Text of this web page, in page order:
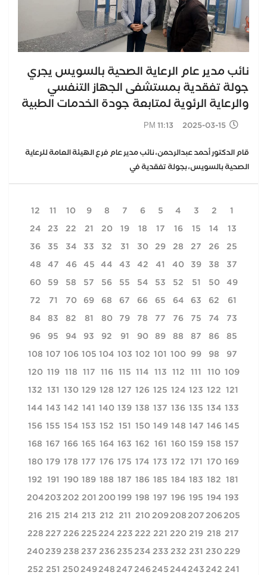
نائب مدير عام الرعاية الصحية بالسويس يجري
جولة تفقدية بمستشفى الجهاز التنفسي
والرعاية الرئوية لمتابعة جودة الخدمات الطبية
2025-03-15 11:13 PM
قام الدكتور أحمد عبدالرحمن، نائب مدير عام فرع الهيئة العامة للرعاية
الصحية بالسويس، بجولة تفقدية في
1
2
3
4
5
6
7
8
9
10
11
12
13
14
15
16
17
18
19
20
21
22
23
24
25
26
27
28
29
30
31
32
33
34
35
36
37
38
39
40
41
42
43
44
45
46
47
48
49
50
51
52
53
54
55
56
57
58
59
60
61
62
63
64
65
66
67
68
69
70
71
72
73
74
75
76
77
78
79
80
81
82
83
84
85
86
87
88
89
90
91
92
93
94
95
96
97
98
99
100
101
102
103
104
105
106
107
108
109
110
111
112
113
114
115
116
117
118
119
120
121
122
123
124
125
126
127
128
129
130
131
132
133
134
135
136
137
138
139
140
141
142
143
144
145
146
147
148
149
150
151
152
153
154
155
156
157
158
159
160
161
162
163
164
165
166
167
168
169
170
171
172
173
174
175
176
177
178
179
180
181
182
183
184
185
186
187
188
189
190
191
192
193
194
195
196
197
198
199
200
201
202
203
204
205
206
207
208
209
210
211
212
213
214
215
216
217
218
219
220
221
222
223
224
225
226
227
228
229
230
231
232
233
234
235
236
237
238
239
240
241
242
243
244
245
246
247
248
249
250
251
252